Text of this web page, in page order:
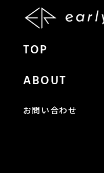
TOP
ABOUT
お問い合わせ